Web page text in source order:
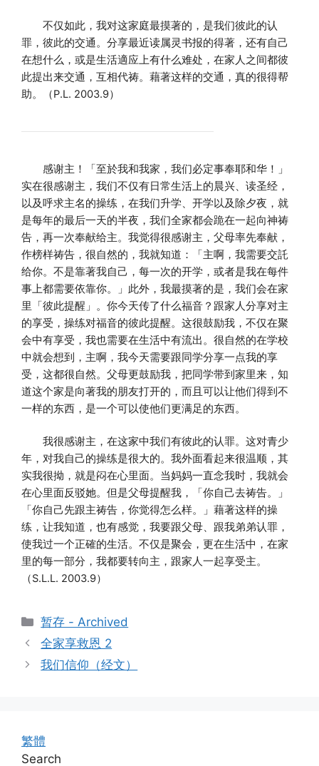
不仅如此，我对这家庭最摸著的，是我们彼此的认
罪，彼此的交通。分享最近读属灵书报的得著，还有自己
在想什么，或是生活適应上有什么难处，在家人之间都彼
此提出来交通，互相代祷。藉著这样的交通，真的很得帮
助。（P.L. 2003.9）
感谢主！「至於我和我家，我们必定事奉耶和华！」
实在很感谢主，我们不仅有日常生活上的晨兴、读圣经，
以及呼求主名的操练，在我们升学、开学以及除夕夜，就
是每年的最后一天的半夜，我们全家都会跪在一起向神祷
告，再一次奉献给主。我觉得很感谢主，父母率先奉献，
作榜样祷告，很自然的，我就知道：「主啊，我需要交託
给你。不是靠著我自己，每一次的开学，或者是我在每件
事上都需要依靠你。」此外，我最摸著的是，我们会在家
里「彼此提醒」。你今天传了什么福音？跟家人分享对主
的享受，操练对福音的彼此提醒。这很鼓励我，不仅在聚
会中有享受，我也需要在生活中有流出。很自然的在学校
中就会想到，主啊，我今天需要跟同学分享一点我的享
受，这都很自然。父母更鼓励我，把同学带到家里来，知
道这个家是向著我的朋友打开的，而且可以让他们得到不
一样的东西，是一个可以使他们更满足的东西。
我很感谢主，在这家中我们有彼此的认罪。这对青少
年，对我自己的操练是很大的。我外面看起来很温顺，其
实我很拗，就是闷在心里面。当妈妈一直念我时，我就会
在心里面反驳她。但是父母提醒我，「你自己去祷告。」
「你自己先跟主祷告，你觉得怎么样。」藉著这样的操
练，让我知道，也有感觉，我要跟父母、跟我弟弟认罪，
使我过一个正確的生活。不仅是聚会，更在生活中，在家
里的每一部分，我都要转向主，跟家人一起享受主。
（S.L.L. 2003.9）
Categories
暂存 - Archived
全家享救恩 2
我们信仰（经文）
繁體
Search